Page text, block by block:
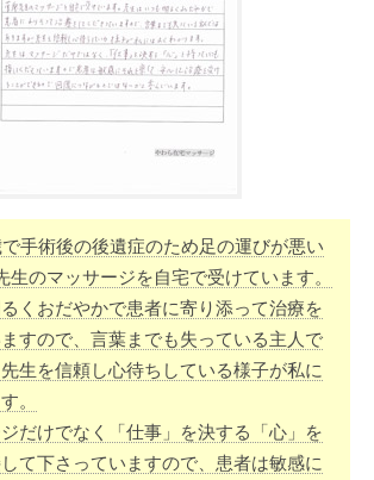
手術後の後遺症のため足の運びが悪い
生のマッサージを自宅で受けています。
くおだやかで患者に寄り添って治療を
すので、言葉までも失っている主人で
生を信頼し心待ちしている様子が私に
。
だけでなく「仕事」を決する「心」を
て下さっていますので、患者は敏感に